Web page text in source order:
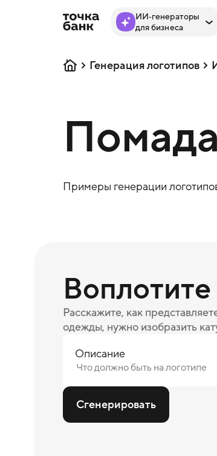
ИИ‑генераторы
для бизнеса
Генерация логотипов
Примеры генерации
Расскажите, как
одежды, нужно изобразить
Описание
Сгенерировать